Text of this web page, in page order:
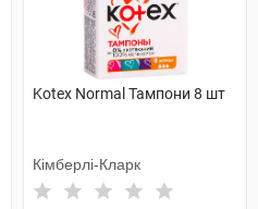
Kotex Normal Тампони 8 шт
Кімберлі-Кларк